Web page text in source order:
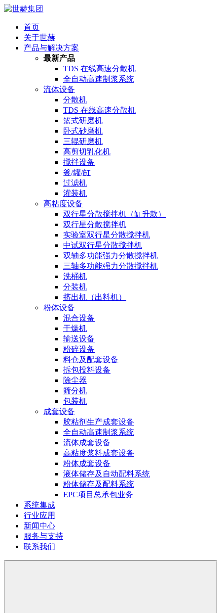
首页
关于世赫
产品与解决方案
最新产品
TDS 在线高速分散机
全自动高速制浆系统
流体设备
分散机
TDS 在线高速分散机
篮式研磨机
卧式砂磨机
三辊研磨机
高剪切乳化机
搅拌设备
釜/罐/缸
过滤机
灌装机
高粘度设备
双行星分散搅拌机（缸升款）
双行星分散搅拌机
实验室双行星分散搅拌机
中试双行星分散搅拌机
双轴多功能强力分散搅拌机
三轴多功能强力分散搅拌机
洗桶机
分装机
挤出机（出料机）
粉体设备
混合设备
干燥机
输送设备
粉碎设备
料仓及配套设备
拆包投料设备
除尘器
筛分机
包装机
成套设备
胶粘剂生产成套设备
全自动高速制浆系统
流体成套设备
高粘度浆料成套设备
粉体成套设备
液体储存及自动配料系统
粉体储存及配料系统
EPC项目总承包业务
系统集成
行业应用
新闻中心
服务与支持
联系我们